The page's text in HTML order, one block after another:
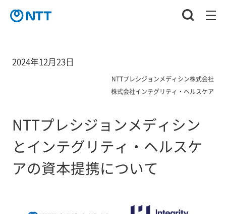
2024年12月23日
NTTプレシジョンメディシン株式会社
株式会社インテグリティ・ヘルスケア
NTTプレシジョンメディシン
とインテグリティ・ヘルスケ
アの資本提携について